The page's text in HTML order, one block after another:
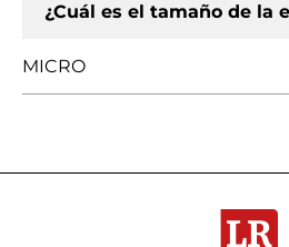
¿Cuál es el tamaño de la
MICRO